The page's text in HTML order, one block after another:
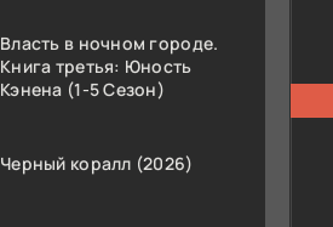
Власть в ночном городе.
Книга третья: Юность
Кэнена (1-5 Сезон)
Черный коралл (2026)